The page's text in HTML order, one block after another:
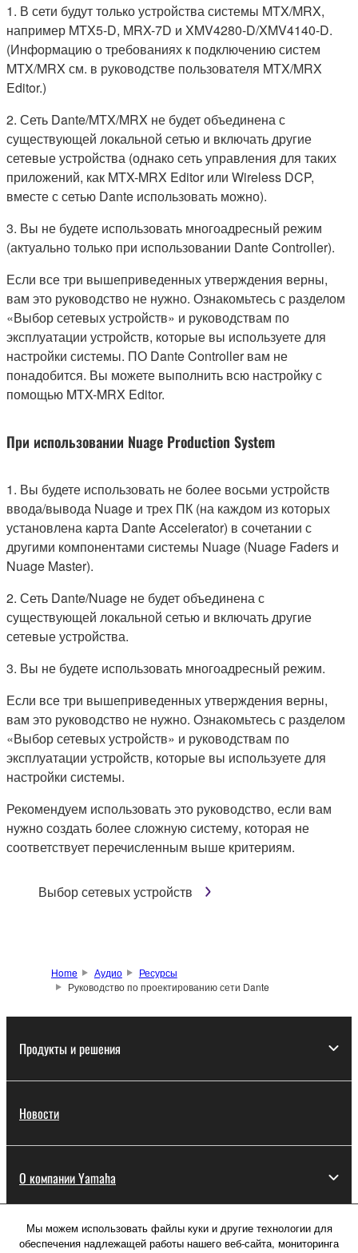
1. В сети будут только устройства системы MTX/MRX,
например MTX5-D, MRX-7D и XMV4280-D/XMV4140-D.
(Информацию о требованиях к подключению систем
MTX/MRX см. в руководстве пользователя MTX/MRX
Editor.)
2. Сеть Dante/MTX/MRX не будет объединена с
существующей локальной сетью и включать другие
сетевые устройства (однако сеть управления для таких
приложений, как MTX-MRX Editor или Wireless DCP,
вместе с сетью Dante использовать можно).
3. Вы не будете использовать многоадресный режим
(актуально только при использовании Dante Controller).
Если все три вышеприведенных утверждения верны,
вам это руководство не нужно. Ознакомьтесь с разделом
«Выбор сетевых устройств» и руководствам по
эксплуатации устройств, которые вы используете для
настройки системы. ПО Dante Controller вам не
понадобится. Вы можете выполнить всю настройку с
помощью MTX-MRX Editor.
При использовании Nuage Production System
1. Вы будете использовать не более восьми устройств
ввода/вывода Nuage и трех ПК (на каждом из которых
установлена карта Dante Accelerator) в сочетании с
другими компонентами системы Nuage (Nuage Faders и
Nuage Master).
2. Сеть Dante/Nuage не будет объединена с
существующей локальной сетью и включать другие
сетевые устройства.
3. Вы не будете использовать многоадресный режим.
Если все три вышеприведенных утверждения верны,
вам это руководство не нужно. Ознакомьтесь с разделом
«Выбор сетевых устройств» и руководствам по
эксплуатации устройств, которые вы используете для
настройки системы.
Рекомендуем использовать это руководство, если вам
нужно создать более сложную систему, которая не
соответствует перечисленным выше критериям.
Выбор сетевых устройств
Home Аудио
Ресурсы
Руководство по проектированию сети Dante
Продукты и решения
Новости
О компании Yamaha
Россия - Русский
Мы можем использовать файлы куки и другие технологии для
обеспечения надлежащей работы нашего веб-сайта, мониторинга